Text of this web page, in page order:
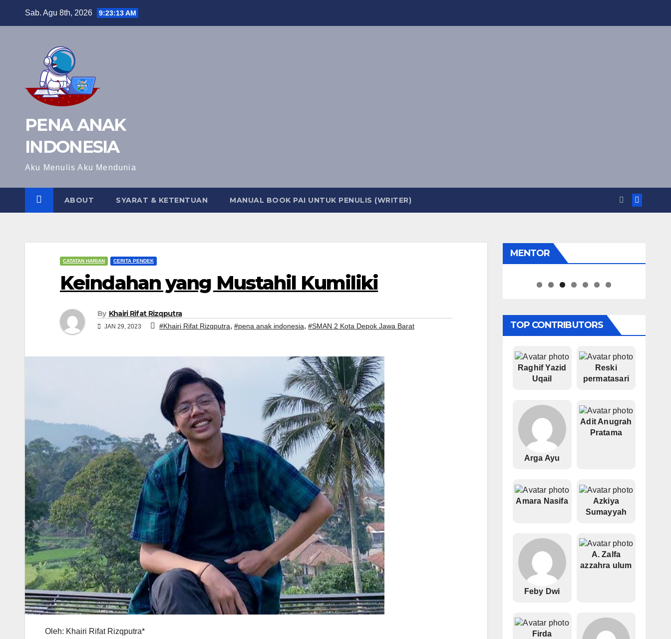
Sab. Agu 8th, 2026 9:23:14 AM
PENA ANAK
INDONESIA
Aku Menulis Aku Mendunia
ABOUT SYARAT & KETENTUAN MANUAL BOOK PAI UNTUK PENULIS (WRITER)
CATATAN HARIAN CERITA PENDEK
Keindahan yang Mustahil Kumiliki
By Khairi Rifat Rizqputra
JAN 29, 2023 #Khairi Rifat Rizqputra, #pena anak indonesia, #SMAN 2 Kota Depok Jawa Barat
Oleh: Khairi Rifat Rizqputra*
MENTOR
Pipiet Senja
TOP CONTRIBUTORS
Raghif Yazid
Uqail
Reski
permatasari
Arga Ayu
Adit Anugrah
Pratama
Amara Nasifa
Azkiya
Sumayyah
Feby Dwi
A. Zalfa
azzahra ulum
Firda